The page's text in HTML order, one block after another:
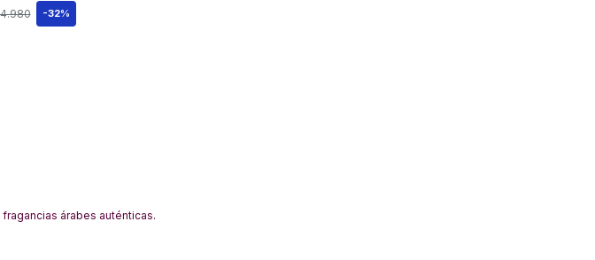
-32%
fragancias árabes auténticas.